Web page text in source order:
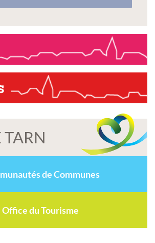
TARN
de Communes
Office du Tourisme